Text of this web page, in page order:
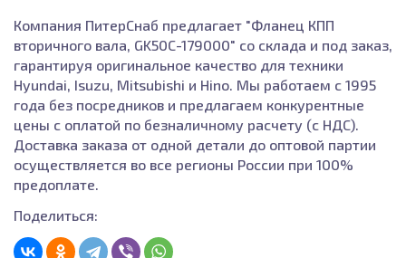
Компания ПитерСнаб предлагает "Фланец КПП
вторичного вала, GK50C-179000" со склада и под заказ,
гарантируя оригинальное качество для техники
Hyundai, Isuzu, Mitsubishi и Hino. Мы работаем с 1995
года без посредников и предлагаем конкурентные
цены с оплатой по безналичному расчету (с НДС).
Доставка заказа от одной детали до оптовой партии
осуществляется во все регионы России при 100%
предоплате.
Поделиться: